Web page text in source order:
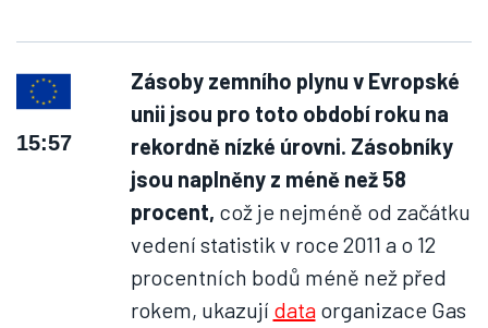
15:57
Zásoby zemního plynu v Evropské
unii jsou pro toto období roku na
rekordně nízké úrovni. Zásobníky
jsou naplněny z méně než 58
procent, což je nejméně od začátku
vedení statistik v roce 2011 a o 12
procentních bodů méně než před
rokem, ukazují dataorganizace Gas